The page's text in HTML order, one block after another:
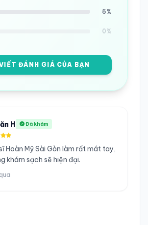
5%
0%
ĐÁNH GIÁ CỦA BẠN
H Đã khám
Hoàn Mỹ Sài Gòn làm rất mát tay,
khám sạch sẽ hiện đại.